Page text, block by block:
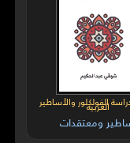
الفولكلور والأساطير
العربية
ومعتقدات